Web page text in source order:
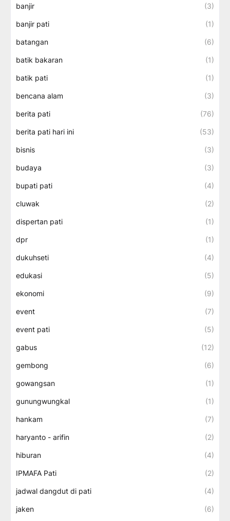
banjir (3)
banjir pati (1)
batangan (6)
batik bakaran (1)
batik pati (1)
bencana alam (3)
berita pati (76)
berita pati hari ini (53)
bisnis (3)
budaya (3)
bupati pati (4)
cluwak (2)
dispertan pati (1)
dpr (1)
dukuhseti (4)
edukasi (5)
ekonomi (9)
event (7)
event pati (5)
gabus (12)
gembong (6)
gowangsan (1)
gunungwungkal (1)
hankam (7)
haryanto - arifin (2)
hiburan (4)
IPMAFA Pati (2)
jadwal dangdut di pati (4)
jaken (6)